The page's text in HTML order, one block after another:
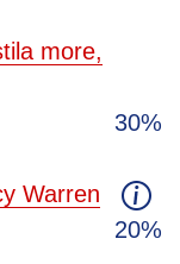
more,
30%
Warren
20%